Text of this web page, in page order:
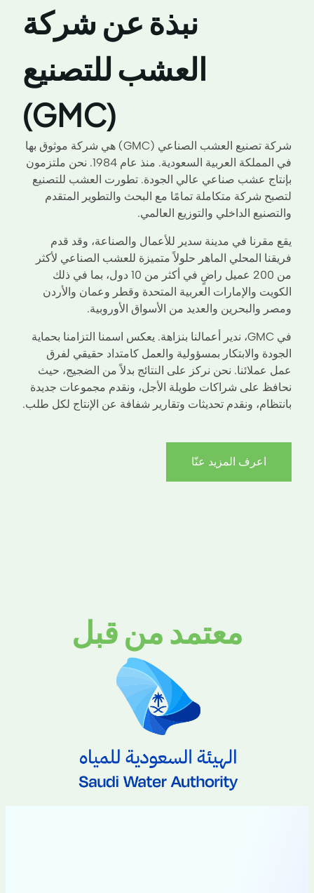
نبذة عن شركة
العشب للتصنيع
(GMC)
شركة تصنيع العشب الصناعي (GMC) هي شركة موثوق بها
في المملكة العربية السعودية. منذ عام 1984. نحن ملتزمون
بإنتاج عشب صناعي عالي الجودة. تطورت العشب للتصنيع
لتصبح شركة متكاملة تمامًا مع البحث والتطوير المتقدم
والتصنيع الداخلي والتوزيع العالمي.
يقع مقرنا في مدينة سدير للأعمال والصناعة، وقد قدم
فريقنا المحلي الماهر حلولاً متميزة للعشب الصناعي لأكثر
من 200 عميل راضٍ في أكثر من 10 دول، بما في ذلك
الكويت والإمارات العربية المتحدة وقطر وعمان والأردن
ومصر والبحرين والعديد من الأسواق الأوروبية.
في GMC، ندير أعمالنا بنزاهة. يعكس اسمنا التزامنا بحماية
الجودة والابتكار بمسؤولية والعمل كامتداد حقيقي لفرق
عمل عملائنا. نحن نركز على النتائج بدلاً من الضجيج، حيث
نحافظ على شراكات طويلة الأجل، ونقدم مجموعات جديدة
بانتظام، ونقدم تحديثات وتقارير شفافة عن الإنتاج لكل طلب.
اعرف المزيد عنّا
معتمد من قبل